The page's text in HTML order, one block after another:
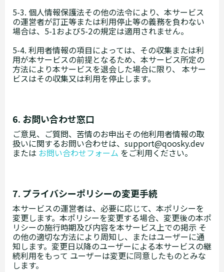
5-3. 個人情報保護法その他の法令により、本サービス
の運営者が訂正等または利用停止等の義務を負わない
場合は、5-1および5-2の規定は適用されません。
5-4. 利用者情報の項目によっては、その収集または利
用が本サービスの前提となるため、本サービス所定の
方法により本サービスを退会した場合に限り、 本サー
ビスはその収集又は利用を停止します。
6. お問い合わせ窓口
ご意見、ご質問、苦情のお申出その他利用者情報の取
扱いに関するお問い合わせは、support@qoosky.dev
または お問い合わせフォーム をご利用ください。
7. プライバシーポリシーの変更手続
本サービスの運営者は、必要に応じて、本ポリシーを
変更します。本ポリシーを変更する場合、変更後の本ポ
リシーの施行時期及び内容を本サービス上での掲示 そ
の他の適切な方法により周知し、またはユーザーに通
知します。変更日以降のユーザーによる本サービスの継
続利用をもって ユーザーは変更に同意したものとみな
します。